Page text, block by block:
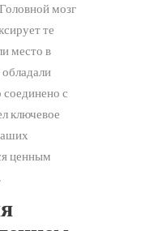
мозг
те
место в
с
ключевое
ценным